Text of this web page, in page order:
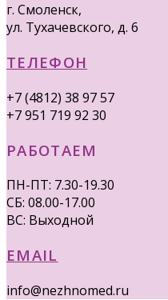
г. Смоленск,
ул. Тухачевского, д. 6
ТЕЛЕФОН
+7 (4812) 38 97 57
+7 951 719 92 30
РАБОТАЕМ
ПН-ПТ: 7.30-19.30
СБ: 08.00-17.00
ВС: Выходной
EMAIL
info@nezhnomed.ru